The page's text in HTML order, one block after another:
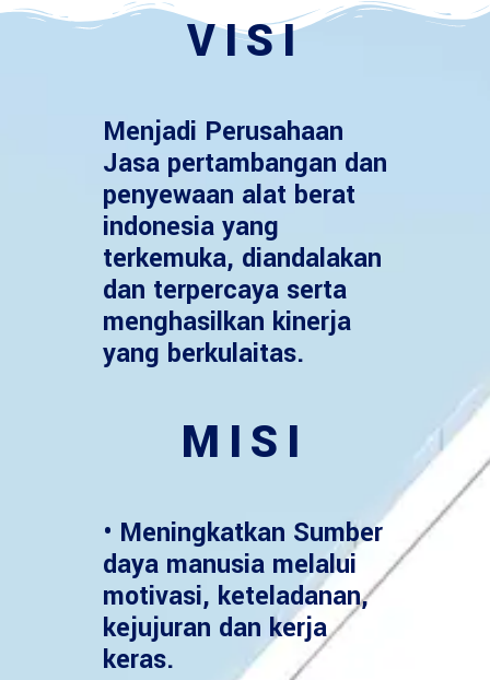
VISI
Menjadi Perusahaan
Jasa pertambangan dan
penyewaan alat berat
indonesia yang
terkemuka, diandalakan
dan terpercaya serta
menghasilkan kinerja
yang berkulaitas.
MISI
• Meningkatkan Sumber
daya manusia melalui
motivasi, keteladanan,
kejujuran dan kerja
keras.